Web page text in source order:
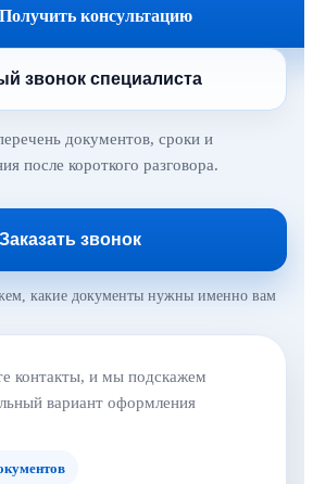
Получить консультацию
звонок специалиста
документов, сроки и
после короткого разговора.
Заказать звонок
какие документы нужны именно вам
контакты, и мы подскажем
вариант оформления